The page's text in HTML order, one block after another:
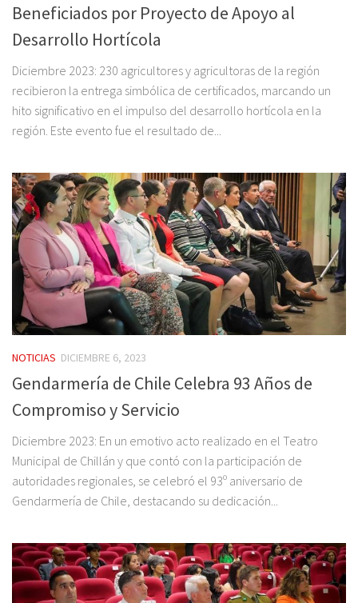
Beneficiados por Proyecto de Apoyo al
Desarrollo Hortícola
Diciembre 2023: 230 agricultores y agricultoras de la región
recibieron la entrega simbólica de certificados, marcando un
hito significativo en el impulso del desarrollo hortícola en la
región. Este evento fue el resultado de...
NOTICIAS DICIEMBRE 6, 2023
Gendarmería de Chile Celebra 93 Años de
Compromiso y Servicio
Diciembre 2023: En un emotivo acto realizado en el Teatro
Municipal de Chillán y que contó con la participación de
autoridades regionales, se celebró el 93º aniversario de
Gendarmería de Chile, destacando su dedicación...